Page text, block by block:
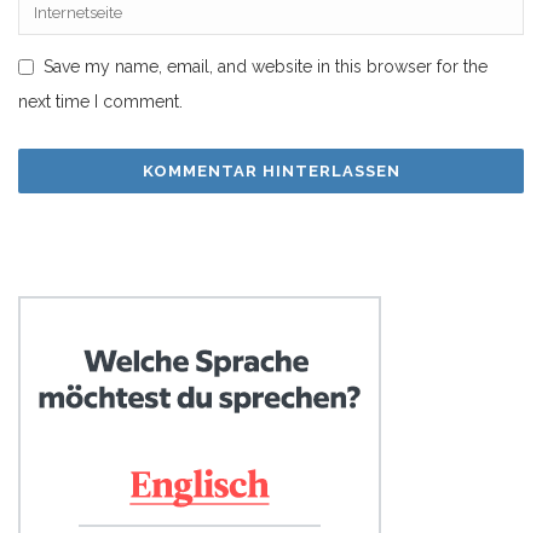
Save my name, email, and website in this browser for the
next time I comment.